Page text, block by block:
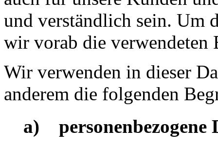
und verständlich sein. Um
wir vorab die
Wir verwenden in dieser
anderem die folgenden
a) personenbezogene